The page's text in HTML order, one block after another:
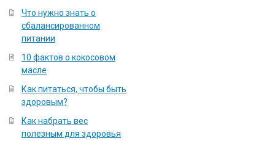
Что нужно знать о
сбалансированном
питании
10 фактов о кокосовом
масле
Как питаться, чтобы быть
здоровым?
Как набрать вес
полезным для здоровья